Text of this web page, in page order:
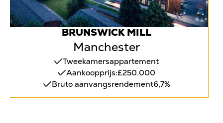
BRUNSWICK MILL
Manchester
Tweekamersappartement
Aankoopprijs:£250.000
Bruto aanvangsrendement6,7%